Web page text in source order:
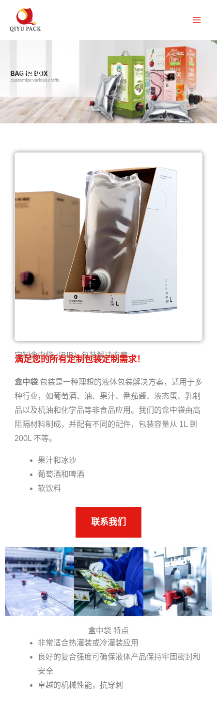
盒中袋
定制盒中袋（BIB）包装解决方案
满足您的所有定制包装定制需求！
盒中袋 包装是一种理想的液体包装解决方案，适用于多
种行业，如葡萄酒、油、果汁、番茄酱、液态蛋、乳制
品以及机油和化学品等非食品应用。我们的盒中袋由高
阻隔材料制成，并配有不同的配件，包装容量从 1L 到
200L 不等。
果汁和冰沙
葡萄酒和啤酒
软饮料
联系我们
盒中袋 特点
非常适合热灌装或冷灌装应用
良好的复合强度可确保液体产品保持牢固密封和
安全
卓越的机械性能，抗穿刺